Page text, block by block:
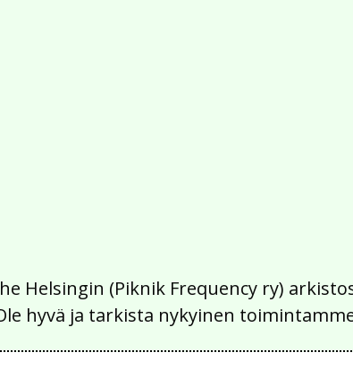
Helsingin (Piknik Frequency ry)
hyvä ja tarkista nykyinen